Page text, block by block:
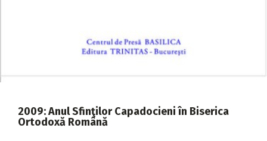
2009: Anul Sfinţilor Capadocieni în Biserica
Ortodoxă Română